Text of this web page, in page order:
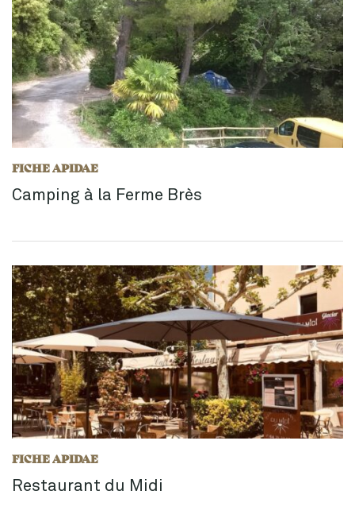
FICHE APIDAE
Camping à la Ferme Brès
FICHE APIDAE
Restaurant du Midi